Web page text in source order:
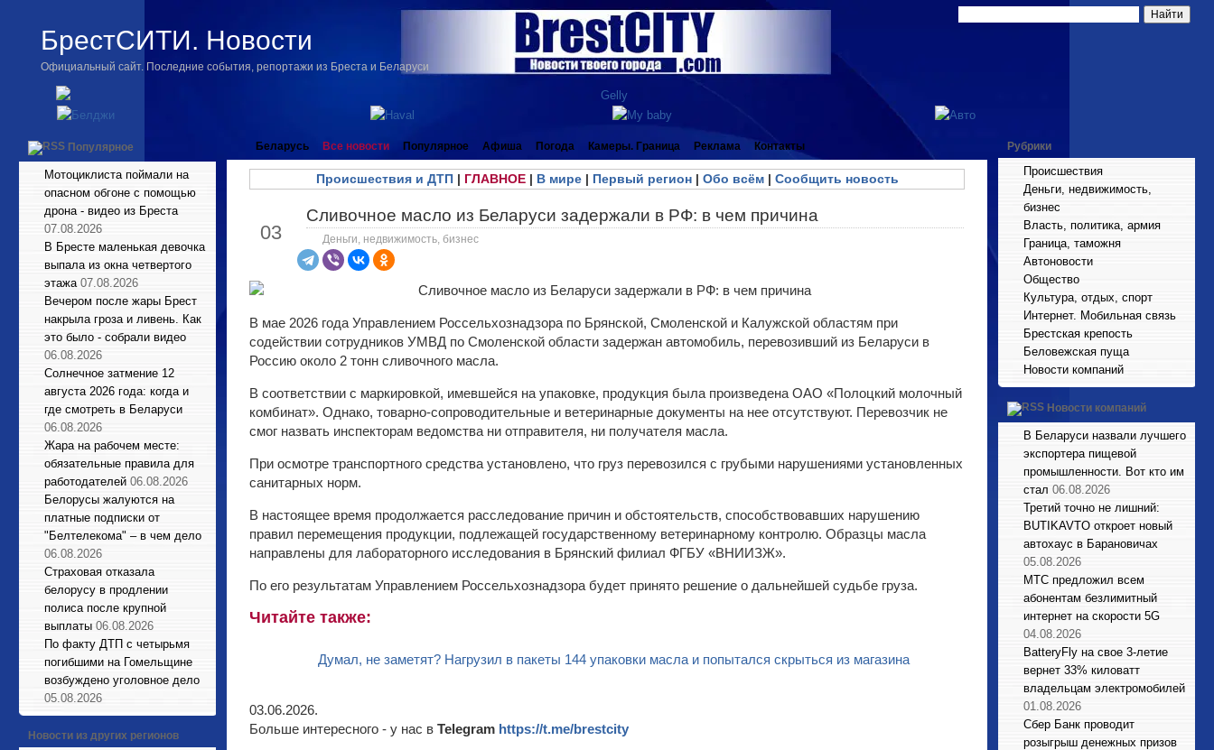
БрестСИТИ. Новости
Официальный сайт. Последние события, репортажи из Бреста и Беларуси
Популярное
Мотоциклиста поймали на
опасном обгоне с помощью
дрона - видео из Бреста
07.08.2026
В Бресте маленькая девочка
выпала из окна четвертого
этажа 07.08.2026
Вечером после жары Брест
накрыла гроза и ливень. Как
это было - собрали видео
06.08.2026
Солнечное затмение 12
августа 2026 года: когда и
где смотреть в Беларуси
06.08.2026
Жара на рабочем месте:
обязательные правила для
работодателей 06.08.2026
Белорусы жалуются на
платные подписки от
"Белтелекома" – в чем дело
06.08.2026
Страховая отказала
белорусу в продлении
полиса после крупной
выплаты 06.08.2026
По факту ДТП с четырьмя
погибшими на Гомельщине
возбуждено уголовное дело
05.08.2026
Новости из других регионов
Беларусь Все новости Популярное Афиша Погода Камеры. Граница Реклама Контакты
Происшествия и ДТП| ГЛАВНОЕ| В мире| Первый регион| Обо всём| Сообщить новость
03
Сливочное масло из Беларуси задержали в РФ: в чем причина
Деньги, недвижимость, бизнес
В мае 2026 года Управлением Россельхознадзора по Брянской, Смоленской и Калужской областям при
содействии сотрудников УМВД по Смоленской области задержан автомобиль, перевозивший из Беларуси в
Россию около 2 тонн сливочного масла.
В соответствии с маркировкой, имевшейся на упаковке, продукция была произведена ОАО «Полоцкий молочный
комбинат». Однако, товарно-сопроводительные и ветеринарные документы на нее отсутствуют. Перевозчик не
смог назвать инспекторам ведомства ни отправителя, ни получателя масла.
При осмотре транспортного средства установлено, что груз перевозился с грубыми нарушениями установленных
санитарных норм.
В настоящее время продолжается расследование причин и обстоятельств, способствовавших нарушению
правил перемещения продукции, подлежащей государственному ветеринарному контролю. Образцы масла
направлены для лабораторного исследования в Брянский филиал ФГБУ «ВНИИЗЖ».
По его результатам Управлением Россельхознадзора будет принято решение о дальнейшей судьбе груза.
Читайте также:
Думал, не заметят? Нагрузил в пакеты 144 упаковки масла и попытался скрыться из магазина
03.06.2026.
Больше интересного - у нас в Telegram https://t.me/brestcity
Рубрики
Происшествия
Деньги, недвижимость,
бизнес
Власть, политика, армия
Граница, таможня
Автоновости
Общество
Культура, отдых, спорт
Интернет. Мобильная связь
Брестская крепость
Беловежская пуща
Новости компаний
Новости компаний
В Беларуси назвали лучшего
экспортера пищевой
промышленности. Вот кто им
стал 06.08.2026
Третий точно не лишний:
BUTIKAVTO откроет новый
автохаус в Барановичах
05.08.2026
МТС предложил всем
абонентам безлимитный
интернет на скорости 5G
04.08.2026
BatteryFly на свое 3-летие
вернет 33% киловатт
владельцам электромобилей
01.08.2026
Сбер Банк проводит
розыгрыш денежных призов